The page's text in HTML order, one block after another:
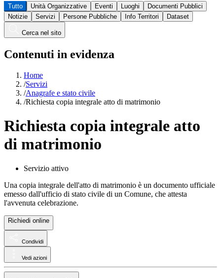
Tutto Unità Organizzative Eventi Luoghi
Documenti Pubblici
Notizie
Servizi Persone Pubbliche Info Territori Dataset
Cerca nel sito
Contenuti in evidenza
Home
/Servizi
/Anagrafe e stato civile
/Richiesta copia integrale atto di matrimonio
Richiesta copia integrale atto
di matrimonio
Servizio attivo
Una copia integrale dell'atto di matrimonio è un documento ufficiale
emesso dall'ufficio di stato civile di un Comune, che attesta
l'avvenuta celebrazione.
Richiedi online
Condividi
Vedi azioni